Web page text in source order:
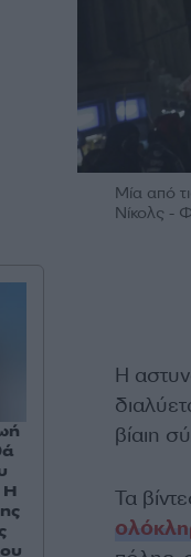
Μία από
Νίκολς -
Η
βίαιη
Τα
Η